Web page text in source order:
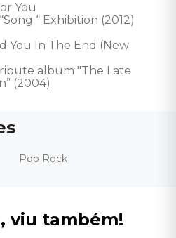
You
“ Exhibition (2012)
You In The End (New
album "The Late
(2004)
Pop Rock
viu também!